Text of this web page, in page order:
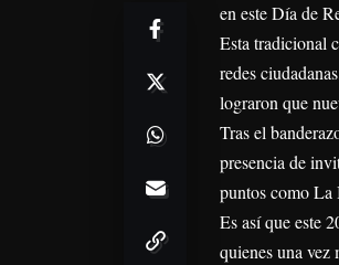
en este Día de
Esta tradicional
redes
lograron que
Tras el
presencia de
puntos como La
Es así que este
quienes una vez